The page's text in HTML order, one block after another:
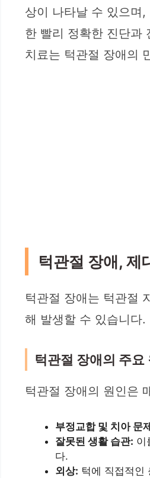
상이 나타날 수 있으며
한 빨리 정확한 진단과
치료는 턱관절 장애의
턱관절 장애, 제
턱관절 장애는 턱관절
해 발생할 수 있습니다.
턱관절 장애의 주요
턱관절 장애의 원인은
부정교합 및 치아 문
잘못된 생활 습관: 이
다.
외상: 턱에 직접적인